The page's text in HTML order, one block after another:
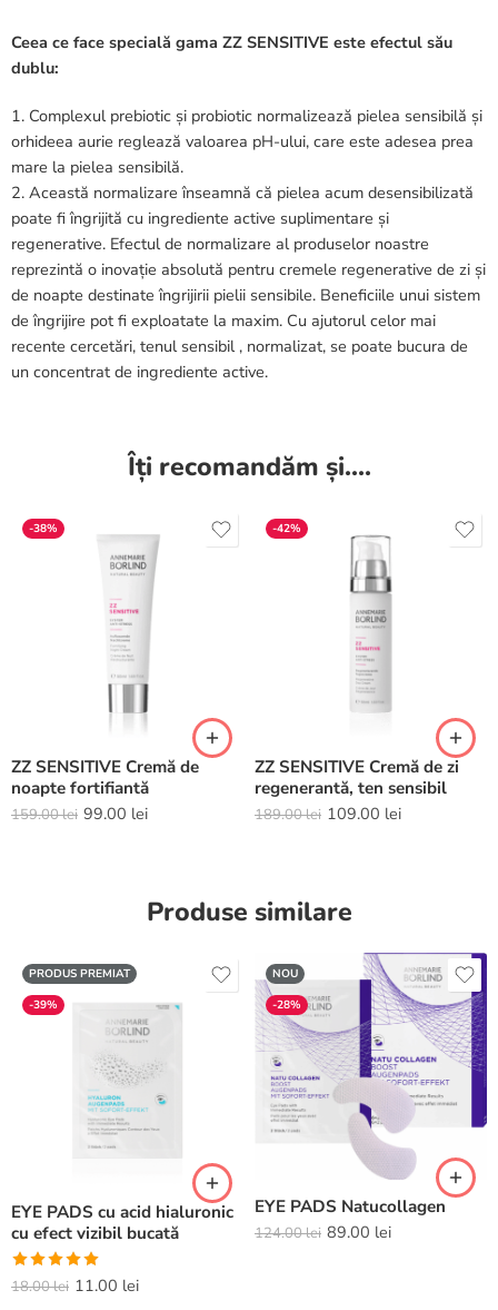
Ceea ce face specială gama ZZ SENSITIVE este efectul său
dublu:
Complexul prebiotic și probiotic normalizează pielea sensibilă și
orhideea aurie reglează valoarea pH-ului, care este adesea prea
mare la pielea sensibilă.
Această normalizare înseamnă că pielea acum desensibilizată
poate fi îngrijită cu ingrediente active suplimentare și
regenerative. Efectul de normalizare al produselor noastre
reprezintă o inovație absolută pentru cremele regenerative de zi și
de noapte destinate îngrijirii pielii sensibile. Beneficiile unui sistem
de îngrijire pot fi exploatate la maxim. Cu ajutorul celor mai
recente cercetări, tenul sensibil , normalizat, se poate bucura de
un concentrat de ingrediente active.
Îți recomandăm și....
-38%
ZZ SENSITIVE Cremă de
noapte fortifiantă
159.00lei 99.00 lei
-42%
ZZ SENSITIVE Cremă de zi
regenerantă, ten sensibil
189.00lei 109.00 lei
Produse similare
PRODUS PREMIAT
-39%
EYE PADS cu acid hialuronic
cu efect vizibil bucată
Evaluat la
5.00din 5
18.00lei 11.00 lei
NOU
-28%
EYE PADS Natucollagen
124.00lei 89.00 lei